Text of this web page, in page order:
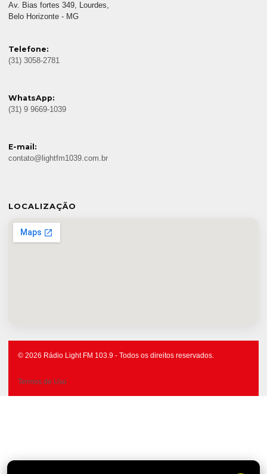
Av. Bias fortes 349, Lourdes,
Belo Horizonte - MG
Telefone:
(31) 3058-2781
WhatsApp:
(31) 9 9669-1039
E-mail:
contato@lightfm1039.com.br
LOCALIZAÇÃO
© 2026 Rádio Light FM 103.9 - Todos os direitos reservados.
Termos de Uso